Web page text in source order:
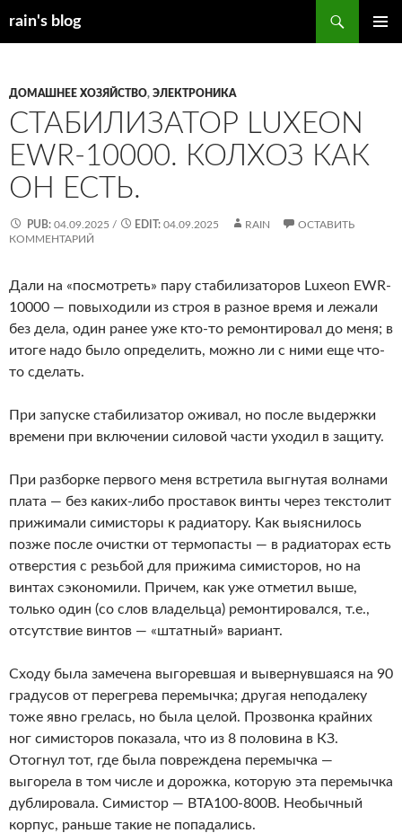
rain's blog
ДОМАШНЕЕ ХОЗЯЙСТВО, ЭЛЕКТРОНИКА
СТАБИЛИЗАТОР LUXEON
EWR-10000. КОЛХОЗ КАК
ОН ЕСТЬ.
PUB: 04.09.2025 / EDIT: 04.09.2025 RAIN
ОСТАВИТЬ
КОММЕНТАРИЙ
Дали на «посмотреть» пару стабилизаторов Luxeon EWR-
10000 — повыходили из строя в разное время и лежали
без дела, один ранее уже кто-то ремонтировал до меня; в
итоге надо было определить, можно ли с ними еще что-
то сделать.
При запуске стабилизатор оживал, но после выдержки
времени при включении силовой части уходил в защиту.
При разборке первого меня встретила выгнутая волнами
плата — без каких-либо проставок винты через текстолит
прижимали симисторы к радиатору. Как выяснилось
позже после очистки от термопасты — в радиаторах есть
отверстия с резьбой для прижима симисторов, но на
винтах сэкономили. Причем, как уже отметил выше,
только один (со слов владельца) ремонтировался, т.е.,
отсутствие винтов — «штатный» вариант.
Сходу была замечена выгоревшая и вывернувшаяся на 90
градусов от перегрева перемычка; другая неподалеку
тоже явно грелась, но была целой. Прозвонка крайних
ног симисторов показала, что из 8 половина в КЗ.
Отогнул тот, где была повреждена перемычка —
выгорела в том числе и дорожка, которую эта перемычка
дублировала. Симистор — BTA100-800B. Необычный
корпус, раньше такие не попадались.